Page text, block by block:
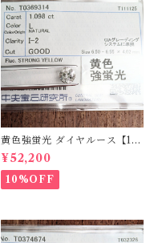
黄色強蛍光 ダイヤルース【1.0
98ct】PRO208215
¥52,200
10%OFF